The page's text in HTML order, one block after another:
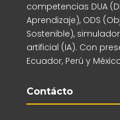
competencias DUA
Aprendizaje), ODS
Sostenible),
artificial (IA). Con
Ecuador, Perú y
Contácto